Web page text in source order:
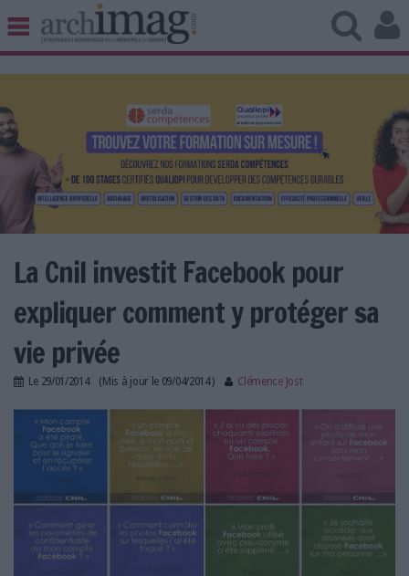
BIBLIOTHÈQUE ÉDITION
UNIVERS DATA
TRAVAIL COLLABORATIF
VIE NUMÉRIQUE
NUMÉRIQUE RESPONSABLE
LES DOSSIERS
LES NEWSLETTERS
LE MAGAZINE
LES BASES DE DONNÉES
L'ESPACE EMPLOI
LES LIVRES BLANCS
La Cnil investit Facebook pour
expliquer comment y protéger sa
vie privée
Le 29/01/2014 (Mis à jour le 09/04/2014) Clémence Jost
272 1_5 actu Cnil Facebook
CJO.jpg